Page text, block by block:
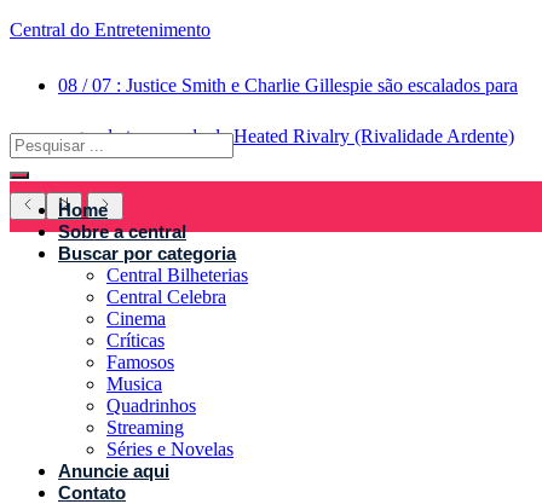
Central do Entretenimento
08 / 07 : Justice Smith e Charlie Gillespie são escalados para
segunda temporada de Heated Rivalry (Rivalidade Ardente)
Home
Sobre a central
Buscar por categoria
Central Bilheterias
Central Celebra
Cinema
Críticas
Famosos
Musica
Quadrinhos
Streaming
Séries e Novelas
Anuncie aqui
Contato